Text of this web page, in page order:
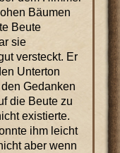
Bäumen
Beute
sie
versteckt. Er
Unterton
Gedanken
die Beute zu
existierte.
ihm leicht
aber wenn